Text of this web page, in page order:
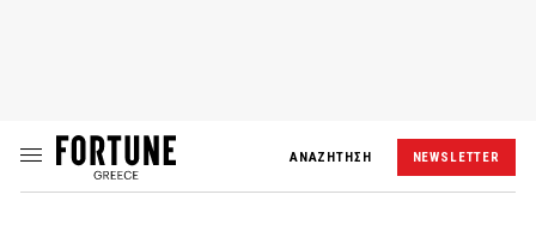
ΑΝΑΖΗΤΗΣΗ NEWSLETTER